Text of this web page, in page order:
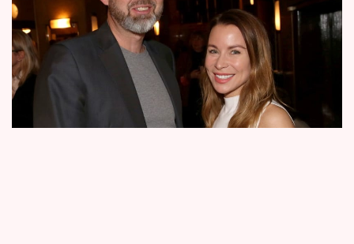
Horoskopy
Sledujte prima+
Filmový festival Karlovy Vary
Cibulkovou. V pořadu Showtime také
prozradil, jakým způsobem se seznámili. Kdy
plánují svatbu a co děti?